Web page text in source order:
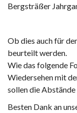
Bergsträßer
Ob dies auch für
beurteilt werden.
Wie das folgende
Wiedersehen mit
sollen die
Besten Dank an